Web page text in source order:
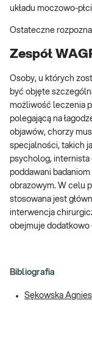
układu moczowo-
Ostateczne
Zespół
Osoby, u których
być objęte
możliwość leczenia
polegającą na
objawów, chorzy
specjalności, takich
psycholog, internista
poddawani
obrazowym. W celu
stosowana jest
interwencja
obejmuje dodatkowo
Bibliografia
Sękowska